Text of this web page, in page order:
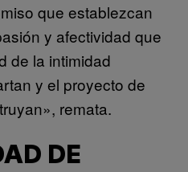
que establezcan
y afectividad que
de la intimidad
y el proyecto de
remata.
DE